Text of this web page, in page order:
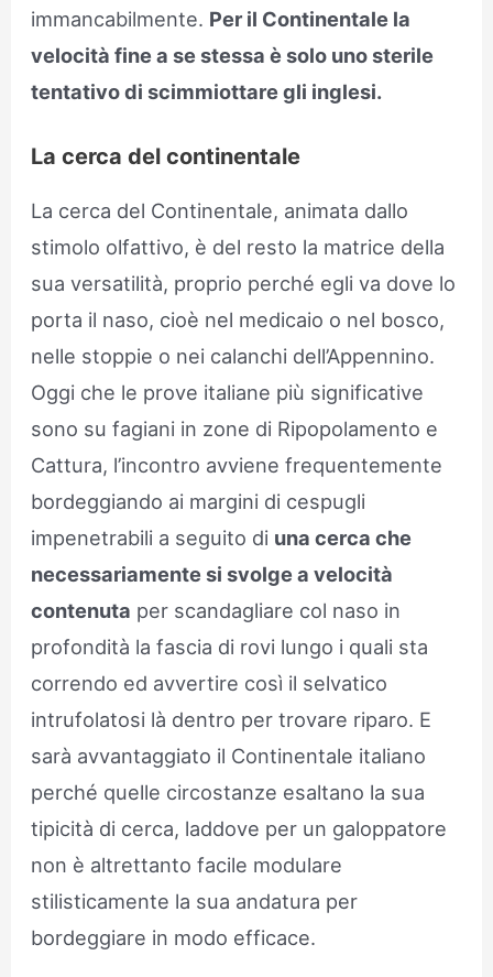
immancabilmente. Per il Continentale la
velocità fine a se stessa è solo uno sterile
tentativo di scimmiottare gli inglesi.
La cerca del continentale
La cerca del Continentale, animata dallo
stimolo olfattivo, è del resto la matrice della
sua versatilità, proprio perché egli va dove lo
porta il naso, cioè nel medicaio o nel bosco,
nelle stoppie o nei calanchi dell’Appennino.
Oggi che le prove italiane più significative
sono su fagiani in zone di Ripopolamento e
Cattura, l’incontro avviene frequentemente
bordeggiando ai margini di cespugli
impenetrabili a seguito di una cerca che
necessariamente si svolge a velocità
contenuta per scandagliare col naso in
profondità la fascia di rovi lungo i quali sta
correndo ed avvertire così il selvatico
intrufolatosi là dentro per trovare riparo. E
sarà avvantaggiato il Continentale italiano
perché quelle circostanze esaltano la sua
tipicità di cerca, laddove per un galoppatore
non è altrettanto facile modulare
stilisticamente la sua andatura per
bordeggiare in modo efficace.